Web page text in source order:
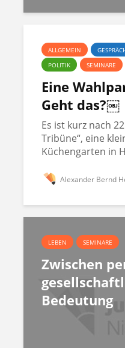
ALLGEMEIN
POLITIK
SEMINARE
Eine
Geht das?￼
Es ist kurz nach
Tribüne“, eine
Küchengarten in
Alexander Bernd
LEBEN SEMINARE
Zwischen
Bedeutung